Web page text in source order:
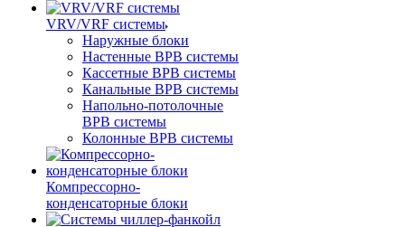
VRV/VRF системы
Наружные блоки
Настенные ВРВ системы
Кассетные ВРВ системы
Канальные ВРВ системы
Напольно-потолочные
ВРВ системы
Колонные ВРВ системы
Компрессорно-
конденсаторные блоки